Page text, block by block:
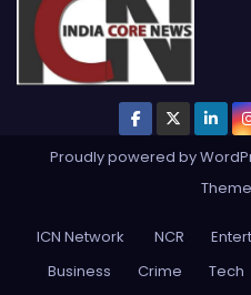
Proudly powered by
ICN Network NCR
Business
Crime Tech